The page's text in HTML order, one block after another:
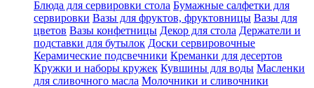
Блюда для сервировки стола Бумажные салфетки для
сервировки Вазы для фруктов, фруктовницы Вазы для
цветов Вазы конфетницы Декор для стола Держатели и
подставки для бутылок Доски сервировочные
Керамические подсвечники Креманки для десертов
Кружки и наборы кружек Кувшины для воды Масленки
для сливочного масла Молочники и сливочники